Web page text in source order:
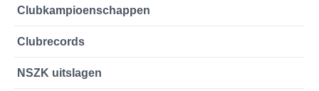
Clubkampioenschappen
Clubrecords
NSZK uitslagen